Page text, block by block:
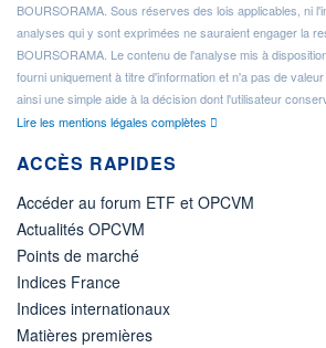
BOURSORAMA. Sous réserves des lois applicables, ni
analyses qui y sont exprimées ne sauraient engager la
BOURSORAMA. Le contenu de l'analyse mis à
fourni uniquement à titre d'information et n'a pas de
ainsi une simple aide à la décision dont l'utilisateur
Lire les mentions légales complètes
ACCÈS RAPIDES
Accéder au forum ETF et OPCVM
Actualités OPCVM
Points de marché
Indices France
Indices internationaux
Matières premières